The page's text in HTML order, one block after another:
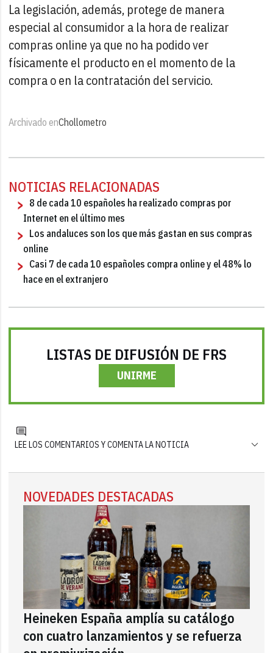
La legislación, además, protege de manera
especial al consumidor a la hora de realizar
compras online ya que no ha podido ver
físicamente el producto en el momento de la
compra o en la contratación del servicio.
Archivado enChollometro
NOTICIAS RELACIONADAS
8 de cada 10 españoles ha realizado compras por
Internet en el último mes
Los andaluces son los que más gastan en sus compras
online
Casi 7 de cada 10 españoles compra online y el 48% lo
hace en el extranjero
LISTAS DE DIFUSIÓN DE FRS
UNIRME
LEE LOS COMENTARIOS Y COMENTA LA NOTICIA
NOVEDADES DESTACADAS
Heineken España amplía su catálogo
con cuatro lanzamientos y se refuerza